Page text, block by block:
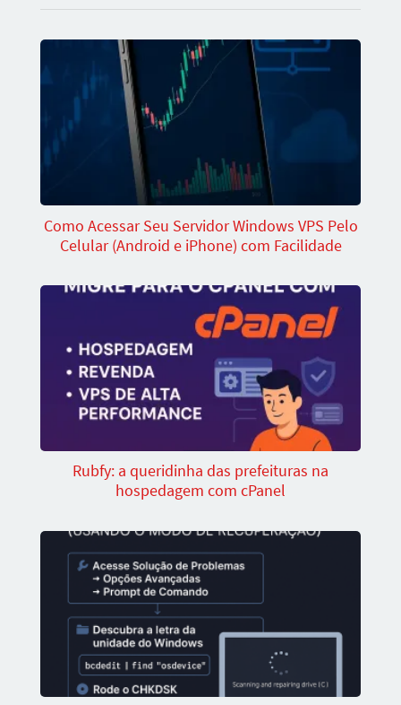
Como Acessar Seu Servidor Windows VPS Pelo
Celular (Android e iPhone) com Facilidade
Rubfy: a queridinha das prefeituras na
hospedagem com cPanel